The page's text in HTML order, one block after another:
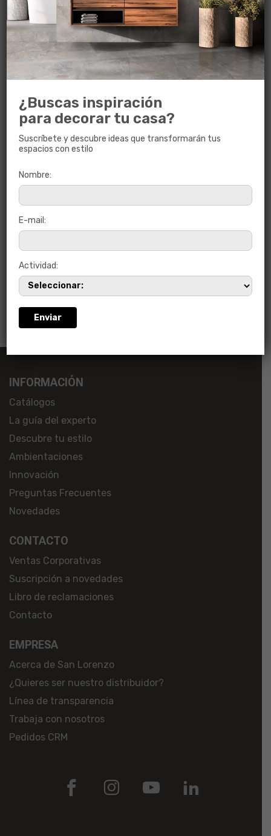
Mensaje:
He leído y acepto la
Usaremos esta información para responder a las solicitudes
mismos si lo deseas a través delformulario de los derechos
ARCO
*Campos obligatorios
INFORMACIÓN
Catálogos
La guía del experto
Descubre tu estilo
Ambientaciones
Innovación
Preguntas Frecuentes
Novedades
CONTACTO
Ventas Corporativas
Suscripción a novedades
Libro de reclamaciones
Contacto
EMPRESA
Acerca de San Lorenzo
¿Quieres ser nuestro distribuidor?
Línea de transparencia
Trabaja con nosotros
Pedidos CRM
¿Buscas inspiración
para decorar tu casa?
Suscríbete y descubre ideas que transformarán tus
espacios con estilo
Nombre:
E-mail:
Actividad: